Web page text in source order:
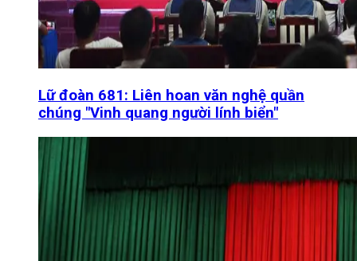
Lữ đoàn 681: Liên hoan văn nghệ quần
chúng "Vinh quang người lính biển"